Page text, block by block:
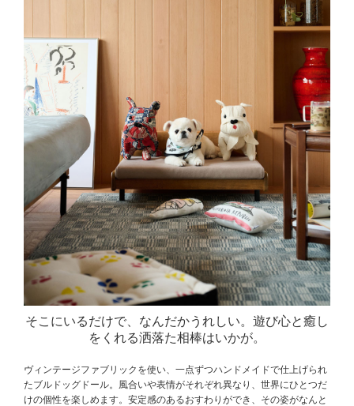
そこにいるだけで、なんだかうれしい。 遊び心と癒し
をくれる洒落た相棒はいかが。
ヴィンテージファブリックを使い、一点ずつハンドメイドで仕上げられ
たブルドッグドール。風合いや表情がそれぞれ異なり、世界にひとつだ
けの個性を楽しめます。安定感のあるおすわりができ、その姿がなんと